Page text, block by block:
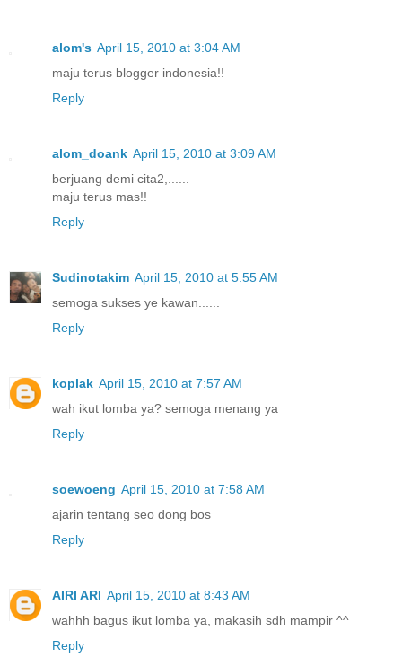
alom's April 15, 2010 at 3:04 AM
maju terus blogger indonesia!!
Reply
alom_doank April 15, 2010 at 3:09 AM
berjuang demi cita2,......
maju terus mas!!
Reply
Sudinotakim April 15, 2010 at 5:55 AM
semoga sukses ye kawan......
Reply
koplak April 15, 2010 at 7:57 AM
wah ikut lomba ya? semoga menang ya
Reply
soewoeng April 15, 2010 at 7:58 AM
ajarin tentang seo dong bos
Reply
AIRI ARI April 15, 2010 at 8:43 AM
wahhh bagus ikut lomba ya, makasih sdh mampir ^^
Reply